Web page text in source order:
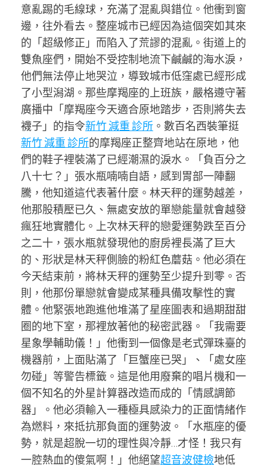
意亂踢的毛線球，充滿了混亂與錯位。他衝到窗
邊，往外看去。整座城市已經因為這個突如其來
的「超級修正」而陷入了荒謬的混亂。街道上的
雙魚座們，開始不受控制地流下鹹鹹的海水淚，
他們無法停止地哭泣，導致城市低窪處已經形成
了小型潟湖。那些摩羯座的上班族，嚴格遵守著
廣播中「摩羯座今天適合原地踏步，否則將失去
襪子」的指令新竹 減重 診所 。數百名西裝筆挺
新竹 減重 診所的摩羯座正整齊地站在原地，他
們的鞋子裡裝滿了已經潮濕的淚水。「負百分之
八十七？」張水瓶喃喃自語，感到胃部一陣翻
騰，他知道這代表著什麼。林天秤的運勢越差，
他那股積壓已久、無處安放的單戀能量就會越發
瘋狂地實體化。上次林天秤的戀愛運勢跌至百分
之二十，張水瓶就發現他的廚房裡長滿了巨大
的、形狀是林天秤側臉的粉紅色蘑菇。他必須在
今天結束前，將林天秤的運勢至少提升到零。否
則，他那份單戀就會變成某種具備攻擊性的實
體。他緊張地跑進他堆滿了星座圖表和過期甜甜
圈的地下室，那裡放著他的秘密武器。「我需要
星象學輔助儀！」他衝到一個像是老式彈珠臺的
機器前，上面貼滿了「巨蟹座已哭」、「處女座
勿碰」等警告標籤。這是他用廢棄的唱片機和一
個不知名的外星計算器改造而成的「情感調節
器」。他必須輸入一種極具感染力的正面情緒作
為燃料，來抵抗那負面的運勢波。「水瓶座的優
勢，就是超脫一切的理性與冷靜…才怪！我只有
一腔熱血的傻氣啊！」他絕望超音波健檢地低